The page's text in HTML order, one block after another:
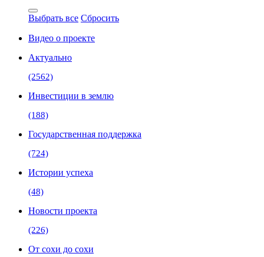
Выбрать все Сбросить
Видео о проекте
Актуально
(2562)
Инвестиции в землю
(188)
Государственная поддержка
(724)
Истории успеха
(48)
Новости проекта
(226)
От сохи до сохи